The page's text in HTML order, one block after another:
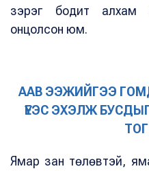
зэрэг бодит алхам
онцолсон юм.
ААВ ЭЭЖИЙГЭЭ
ҮЕЭС ЭХЭЛЖ
Ямар зан төлөвтэй,